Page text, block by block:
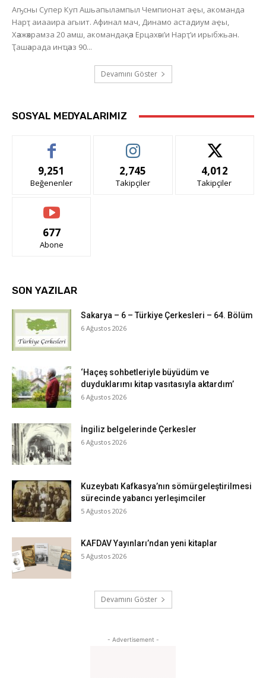
Аҧсны Супер Куп Ашьапылампыл Чемпионат аҿы, акоманда
Нарҭ аиааира агыит. Афинал мач, Динамо астадиум аҿы,
Хәажәкрамза 20 амш, акомандақәа Ерцахәы’и Нарҭ’и ирыбжьан.
Ҭашәарада инҵәаз 90...
Devamını Göster
SOSYAL MEDYALARIMIZ
9,251
Beğenenler
2,745
Takipçiler
4,012
Takipçiler
677
Abone
SON YAZILAR
Sakarya – 6 – Türkiye Çerkesleri – 64. Bölüm
6 Ağustos 2026
‘Haçeş sohbetleriyle büyüdüm ve
duyduklarımı kitap vasıtasıyla aktardım’
6 Ağustos 2026
İngiliz belgelerinde Çerkesler
6 Ağustos 2026
Kuzeybatı Kafkasya’nın sömürgeleştirilmesi
sürecinde yabancı yerleşimciler
5 Ağustos 2026
KAFDAV Yayınları’ndan yeni kitaplar
5 Ağustos 2026
Devamını Göster
- Advertisement -